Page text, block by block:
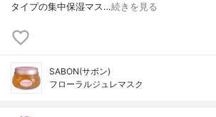
タイプの集中保湿マス…続きを見る
SABON(サボン)
フローラルジュレマスク